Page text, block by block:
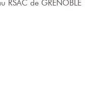
RSAC de GRENOBLE